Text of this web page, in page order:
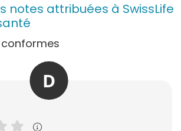
notes attribuées à SwissLife
D